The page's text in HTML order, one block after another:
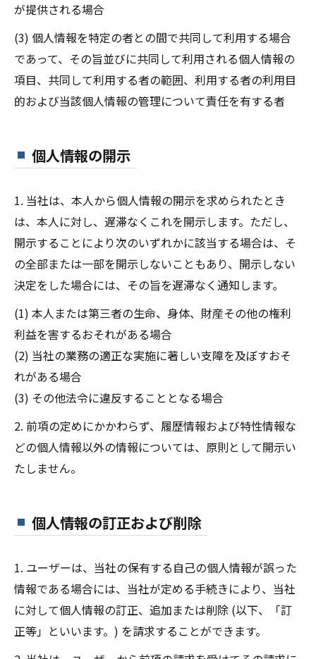
が提供される場合
(3) 個人情報を特定の者との間で共同して利用する場合
であって、その旨並びに共同して利用される個人情報の
項目、共同して利用する者の範囲、利用する者の利用目
的および当該個人情報の管理について責任を有する者
個人情報の開示
1. 当社は、本人から個人情報の開示を求められたとき
は、本人に対し、遅滞なくこれを開示します。ただし、
開示することにより次のいずれかに該当する場合は、そ
の全部または一部を開示しないこともあり、開示しない
決定をした場合には、その旨を遅滞なく通知します。
(1) 本人または第三者の生命、身体、財産その他の権利
利益を害するおそれがある場合
(2) 当社の業務の適正な実施に著しい支障を及ぼすおそ
れがある場合
(3) その他法令に違反することとなる場合
2. 前項の定めにかかわらず、履歴情報および特性情報な
どの個人情報以外の情報については、原則として開示い
たしません。
個人情報の訂正および削除
1. ユーザーは、当社の保有する自己の個人情報が誤った
情報である場合には、当社が定める手続きにより、当社
に対して個人情報の訂正、追加または削除 (以下、「訂
正等」といいます。) を請求することができます。